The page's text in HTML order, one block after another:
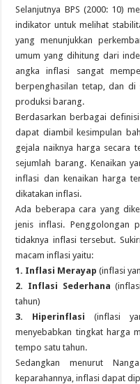
Selanjutnya BPS (2000: 10)
indikator untuk melihat
yang menunjukkan
umum yang dihitung dari
angka inflasi sangat
berpenghasilan tetap, dan di
produksi barang.
Berdasarkan berbagai
dapat diambil kesimpulan
gejala naiknya harga secara
sejumlah barang. Kenaikan
inflasi dan kenaikan harga
dikatakan inflasi.
Ada beberapa cara yang
jenis inflasi. Penggolongan
tidaknya inflasi tersebut.
macam inflasi yaitu:
1. Inflasi Merayap (inflasi
2. Inflasi Sederhana
tahun)
3. Hiperinflasi(inflasi
menyebabkan tingkat harga
tempo satu tahun.
Sedangkan menurut
keparahannya, inflasi dapat